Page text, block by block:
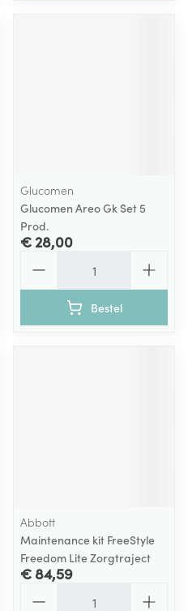
Glucomen
Glucomen Areo Gk Set 5
Prod.
€ 28,00
Bestel
Abbott
Maintenance kit FreeStyle
Freedom Lite Zorgtraject
€ 84,59